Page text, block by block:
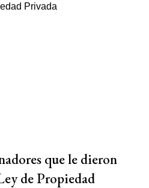
que le dieron
de Propiedad